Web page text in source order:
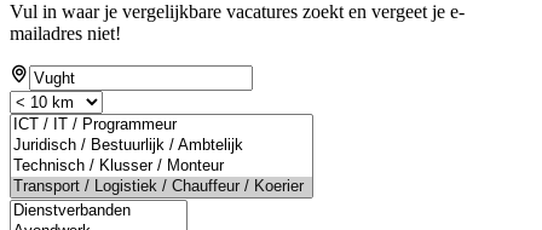
Vul in waar je vergelijkbare vacatures zoekt en vergeet je e-
mailadres niet!